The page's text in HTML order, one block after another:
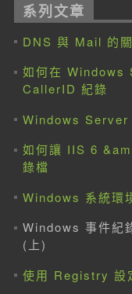
系列文章
DNS 與 Mail 的
如何在
CallerID 紀錄
Windows Server
如何讓 IIS 6
錄檔
Windows 系統環
Windows 事件紀
(上)
使用 Registry